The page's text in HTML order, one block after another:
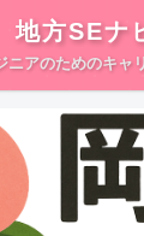
地方SEナ
ニアのためのキャ